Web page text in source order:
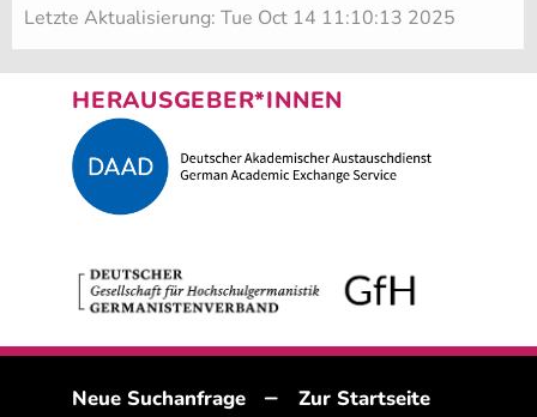
Letzte Aktualisierung: Tue Oct 14 11:10:13 2025
HERAUSGEBER*INNEN
Neue Suchanfrage – Zur Startseite